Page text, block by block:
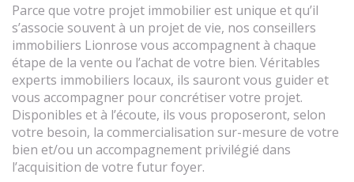
Parce que votre projet immobilier est unique et qu’il
s’associe souvent à un projet de vie, nos conseillers
immobiliers Lionrose vous accompagnent à chaque
étape de la vente ou l’achat de votre bien. Véritables
experts immobiliers locaux, ils sauront vous guider et
vous accompagner pour concrétiser votre projet.
Disponibles et à l’écoute, ils vous proposeront, selon
votre besoin, la commercialisation sur-mesure de votre
bien et/ou un accompagnement privilégié dans
l’acquisition de votre futur foyer.